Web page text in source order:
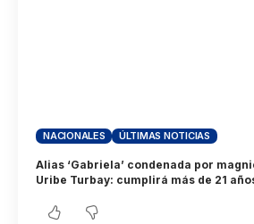
NACIONALES ÚLTIMAS NOTICIAS
Alias ‘Gabriela’ condenada por
Uribe Turbay: cumplirá más de 21